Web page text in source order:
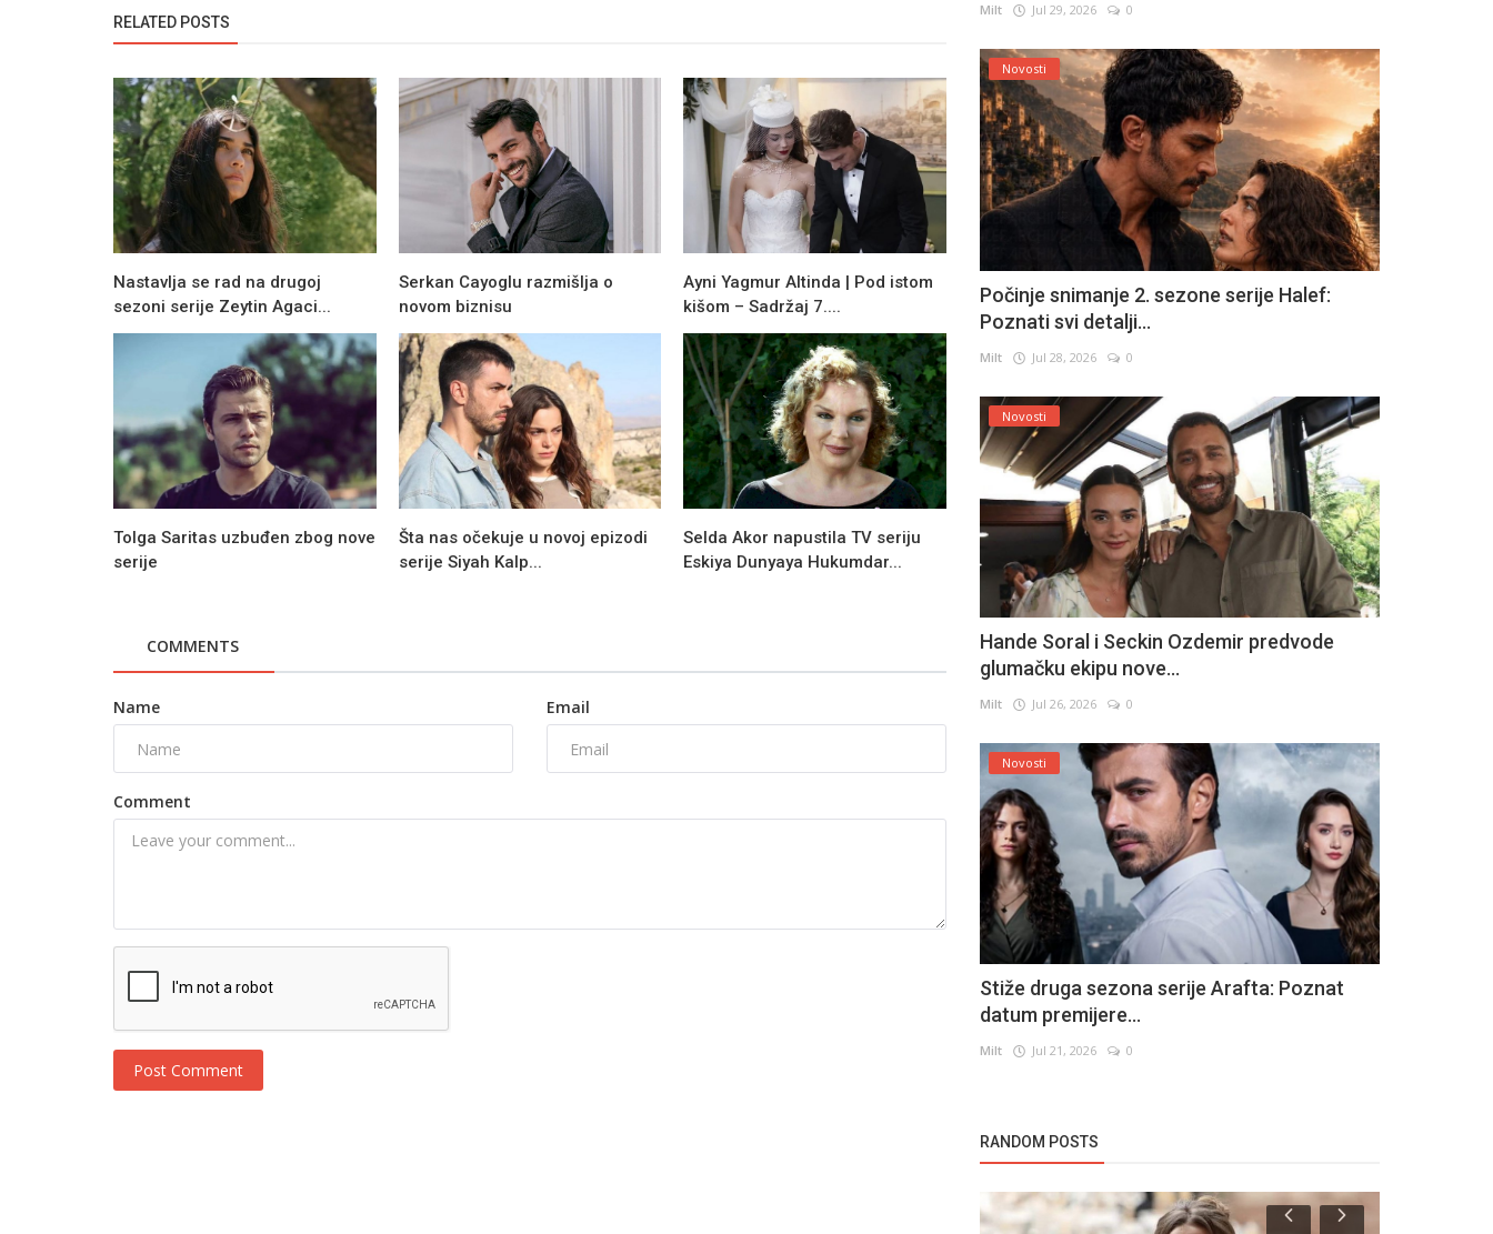
RELATED POSTS
Nastavlja se rad na drugoj
sezoni serije Zeytin Agaci...
Serkan Cayoglu razmišlja o
novom biznisu
Ayni Yagmur Altinda | Pod istom
kišom – Sadržaj 7....
Tolga Saritas uzbuđen zbog nove
serije
Šta nas očekuje u novoj epizodi
serije Siyah Kalp...
Selda Akor napustila TV seriju
Eskiya Dunyaya Hukumdar...
COMMENTS
Name Email
Comment
Post Comment
Milt Jul 29, 2026 0
Novosti
Počinje snimanje 2. sezone serije Halef:
Poznati svi detalji...
Milt Jul 28, 2026 0
Novosti
Hande Soral i Seckin Ozdemir predvode
glumačku ekipu nove...
Milt Jul 26, 2026 0
Novosti
Stiže druga sezona serije Arafta: Poznat
datum premijere...
Milt Jul 21, 2026 0
RANDOM POSTS